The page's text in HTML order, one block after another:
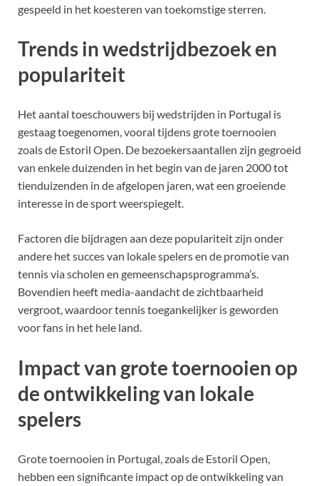
gespeeld in het koesteren van toekomstige sterren.
Trends in wedstrijdbezoek en
populariteit
Het aantal toeschouwers bij wedstrijden in Portugal is
gestaag toegenomen, vooral tijdens grote toernooien
zoals de Estoril Open. De bezoekersaantallen zijn gegroeid
van enkele duizenden in het begin van de jaren 2000 tot
tienduizenden in de afgelopen jaren, wat een groeiende
interesse in de sport weerspiegelt.
Factoren die bijdragen aan deze populariteit zijn onder
andere het succes van lokale spelers en de promotie van
tennis via scholen en gemeenschapsprogramma’s.
Bovendien heeft media-aandacht de zichtbaarheid
vergroot, waardoor tennis toegankelijker is geworden
voor fans in het hele land.
Impact van grote toernooien op
de ontwikkeling van lokale
spelers
Grote toernooien in Portugal, zoals de Estoril Open,
hebben een significante impact op de ontwikkeling van